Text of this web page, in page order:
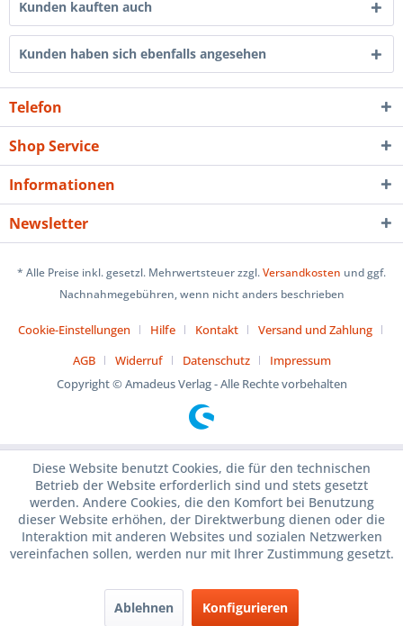
Kunden kauften auch
Kunden haben sich ebenfalls angesehen
Telefon
Shop Service
Informationen
Newsletter
* Alle Preise inkl. gesetzl. Mehrwertsteuer zzgl.Versandkosten und ggf.
Nachnahmegebühren, wenn nicht anders beschrieben
Cookie-Einstellungen Hilfe Kontakt
Versand und Zahlung
AGB
Widerruf Datenschutz
Impressum
Copyright © Amadeus Verlag - Alle Rechte vorbehalten
Diese Website benutzt Cookies, die für den technischen
Betrieb der Website erforderlich sind und stets gesetzt
werden. Andere Cookies, die den Komfort bei Benutzung
dieser Website erhöhen, der Direktwerbung dienen oder die
Interaktion mit anderen Websites und sozialen Netzwerken
vereinfachen sollen, werden nur mit Ihrer Zustimmung gesetzt.
Ablehnen Konfigurieren